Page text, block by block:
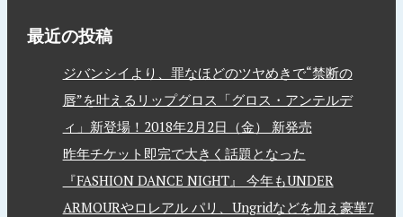
最近の投稿
ジバンシイより、罪なほどのツヤめきで“禁断の
唇”を叶えるリップグロス「グロス・アンテルデ
ィ」新登場！2018年2月2日（金） 新発売
昨年チケット即完で大きく話題となった
『FASHION DANCE NIGHT』 今年もUNDER
ARMOURやロレアル パリ、Ungridなどを加え豪華7